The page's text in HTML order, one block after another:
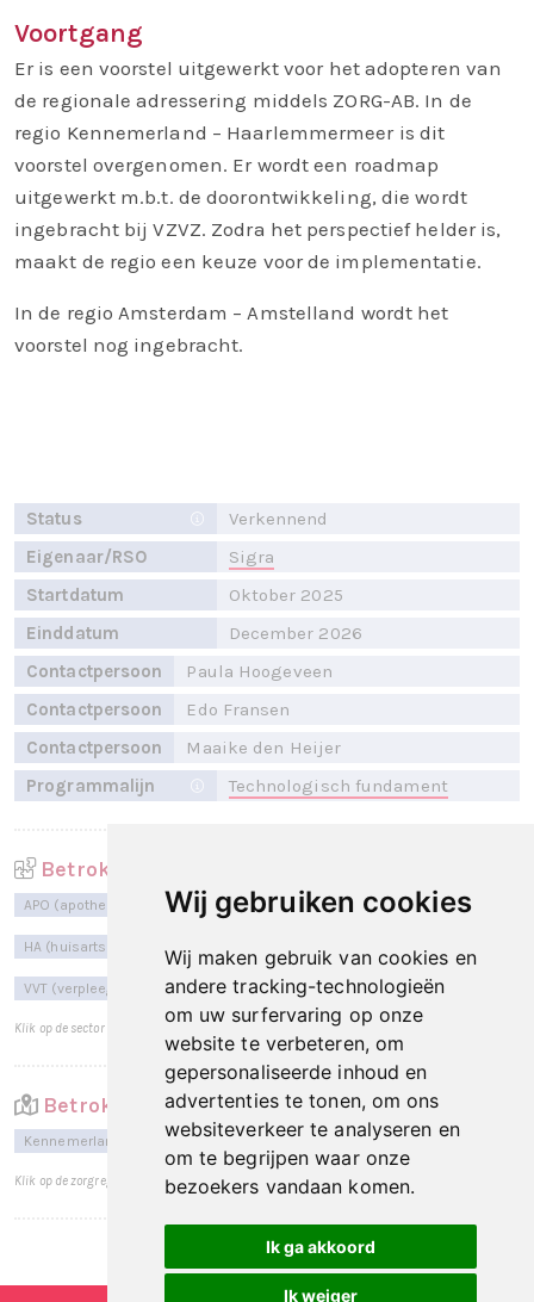
Wij gebruiken cookies
Wij maken gebruik van cookies en
andere tracking-technologieën
om uw surfervaring op onze
website te verbeteren, om
gepersonaliseerde inhoud en
advertenties te tonen, om ons
websiteverkeer te analyseren en
om te begrijpen waar onze
bezoekers vandaan komen.
Ik ga akkoord
Ik weiger
Voortgang
Er is een voorstel uitgewerkt voor het adopteren van
de regionale adressering middels ZORG-AB. In de
regio Kennemerland – Haarlemmermeer is dit
voorstel overgenomen. Er wordt een roadmap
uitgewerkt m.b.t. de doorontwikkeling, die wordt
ingebracht bij VZVZ. Zodra het perspectief helder is,
maakt de regio een keuze voor de implementatie.
In de regio Amsterdam – Amstelland wordt het
voorstel nog ingebracht.
Status
Verkennend
Eigenaar/RSO
Sigra
Startdatum
Oktober 2025
Einddatum
December 2026
Contactpersoon
Paula Hoogeveen
Contactpersoon
Edo Fransen
Contactpersoon
Maaike den Heijer
Programmalijn
Technologisch fundament
Betrokken sectoren
APO (apotheek) GGZ (geestelijke gezondheidszorg)
HA (huisartsen) MSZ (medische specialistische zorg)
VVT (verpleeg-, verzorgingshuizen en thuiszorg)
Klik op de sector voor een totaaloverzicht per sector.
Betrokken zorgregio's
Kennemerland Amsterdam Amstelland-Meerlanden
Klik op de zorgregio voor een totaaloverzicht per zorgregio.
Laatst bijgewerkt op: 11 mei 2026